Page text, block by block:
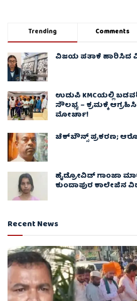
Trending Comments
ವಿಜಯ ಪತಾಕೆ ಹಾರಿಸಿದ
ಉಡುಪಿ KMCಯಲ್ಲಿ
ಸೌಲಭ್ಯ – ಕ್ರಮಕ್ಕೆ
ಮೋರ್ಚಾ!
ಚೆಕ್​ಬೌನ್ಸ್​ ಪ್ರಕರಣ;
ಹೈಡ್ರೋವಿಡ್ ಗಾಂಜಾ
ಕುಂದಾಪುರ ಕಾಲೇಜಿನ
Recent News